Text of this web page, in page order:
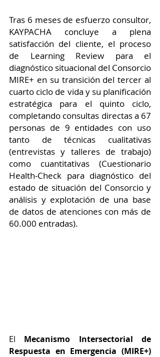
Tras 6 meses de esfuerzo consultor,
KAYPACHA concluye a plena
satisfacción del cliente, el proceso
de Learning Review para el
diagnóstico situacional del Consorcio
MIRE+ en su transición del tercer al
cuarto ciclo de vida y su planificación
estratégica para el quinto ciclo,
completando consultas directas a 67
personas de 9 entidades con uso
tanto de técnicas cualitativas
(entrevistas y talleres de trabajo)
como cuantitativas (Cuestionario
Health-Check para diagnóstico del
estado de situación del Consorcio y
análisis y explotación de una base
de datos de atenciones con más de
60.000 entradas).
El Mecanismo Intersectorial de